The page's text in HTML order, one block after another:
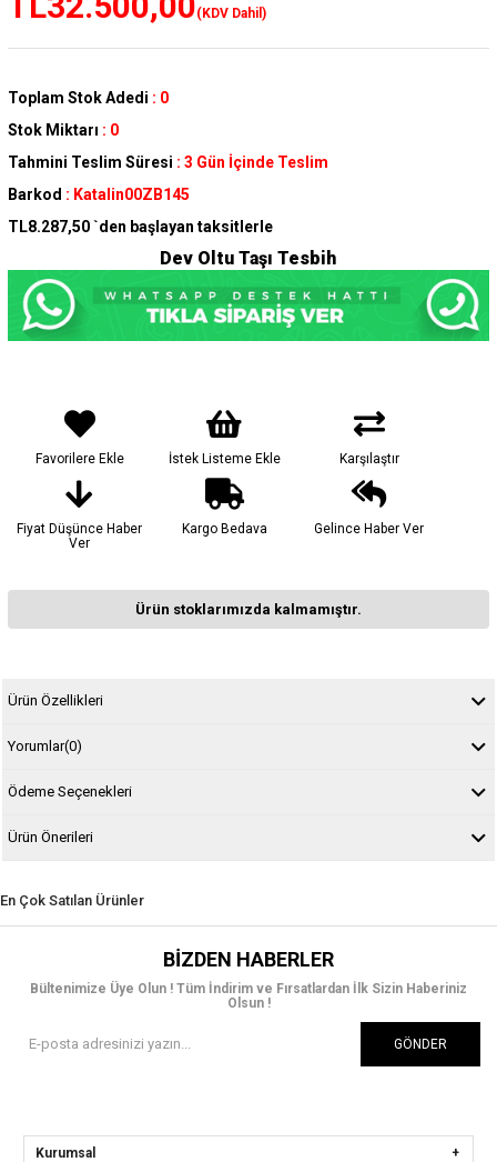
(KDV Dahil)
Toplam Stok Adedi : 0
Stok Miktarı : 0
Tahmini Teslim Süresi : 3 Gün İçinde Teslim
Barkod : Katalin00ZB145
TL8.287,50 `den başlayan taksitlerle
Dev Oltu Taşı Tesbih
Favorilere Ekle İstek Listeme Ekle Karşılaştır
Fiyat Düşünce Haber
Ver
Kargo Bedava Gelince Haber Ver
Ürün stoklarımızda kalmamıştır.
Ürün Özellikleri
Yorumlar(0)
Ödeme Seçenekleri
Ürün Önerileri
En Çok Satılan Ürünler
BIZDEN HABERLER
Bültenimize Üye Olun ! Tüm İndirim ve Fırsatlardan İlk Sizin Haberiniz
Olsun !
GÖNDER
Kurumsal